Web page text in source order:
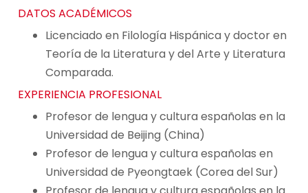
DATOS ACADÉMICOS
Licenciado en Filología Hispánica y doctor en
Teoría de la Literatura y del Arte y Literatura
Comparada.
EXPERIENCIA PROFESIONAL
Profesor de lengua y cultura españolas en la
Universidad de Beijing (China)
Profesor de lengua y cultura españolas en
Universidad de Pyeongtaek (Corea del Sur)